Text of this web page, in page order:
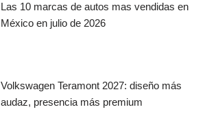
Las 10 marcas de autos mas vendidas en
México en julio de 2026
Volkswagen Teramont 2027: diseño más
audaz, presencia más premium